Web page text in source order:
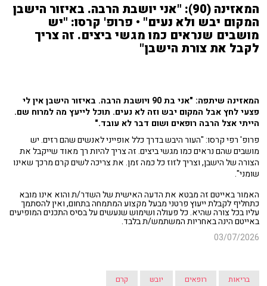
המאזינה (90): "אני יושבת הרבה. באיזור הישבן
המקום יבש ולא נעים" • פרופ' קרסו: "יש
מושבים שנראים כמו מגשי ביצים. זה צריך
לקבל את צורת הישבן"
המאזינה שיתפה: "אני בת 90 ויושבת הרבה. באיזור הישבן אין לי
פצעי לחץ אבל המקום יבש וזה לא נעים. תוכל לייעץ מה למרוח שם.
הייתי אצל הרבה רופאים ושום דבר לא עובד."
פרופ' רפי קרסו: "העור היבש בדרך כלל אופייני לאנשים שהם רזים. יש
מושבים שהם נראים כמו מגשי ביצים. זה צריך להיות רך מאוד שייקבל את
הצורה של הישבן, וצריך לזוז כל כמה זמן. את צריכה לשים קרם מרכך שאינו
שומני".
האמור באייטם זה מבטא את הדעה האישית של השדר/ת והוא אינו מובא
כתחליף לקבלת ייעוץ פרטני מבעל מקצוע המתמחה בתחום, ואין להסתמך
עליו בכל צורה שהיא. כל פעולה ושימוש שנעשים על בסיס התכנים המופיעים
באייטם הינה באחריות המשתמש/ת בלבד.
03/07/2026
בריאות רופאים יובש קרם